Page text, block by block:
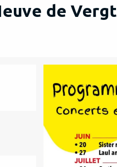
de Vergt